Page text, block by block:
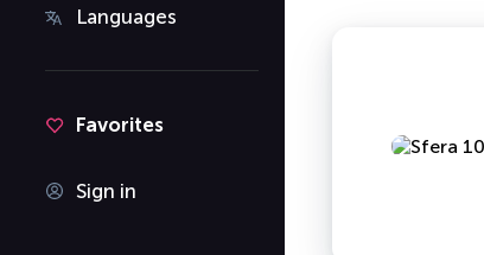
Languages
Favorites
Sign in